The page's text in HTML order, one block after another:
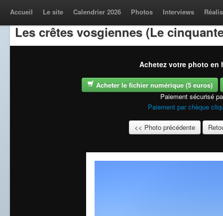
Accueil Le site Calendrier 2026 Photos Interviews
Les crêtes vosgiennes (Le
Achetez votre photo en
Acheter le fichier numérique (5 euros)
Paiement sécurisé
Paiement par chèque
<< Photo précédente